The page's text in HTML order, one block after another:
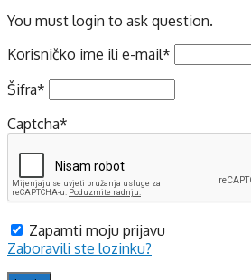
You must login to ask question.
Korisničko ime ili e-mail*
Šifra*
Captcha*
Zapamti moju prijavu
Zaboravili ste lozinku?